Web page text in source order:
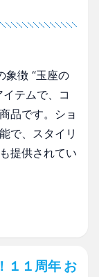
象徴 “玉座の
テムで、コ
品です。ショ
で、スタイリ
提供されてい
１１周年 お